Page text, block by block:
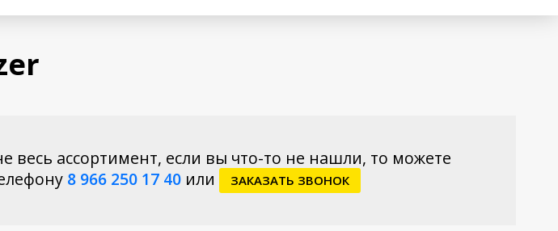
весь ассортимент, если вы что-то не нашли, то можете
8 966 250 17 40или ЗАКАЗАТЬ ЗВОНОК